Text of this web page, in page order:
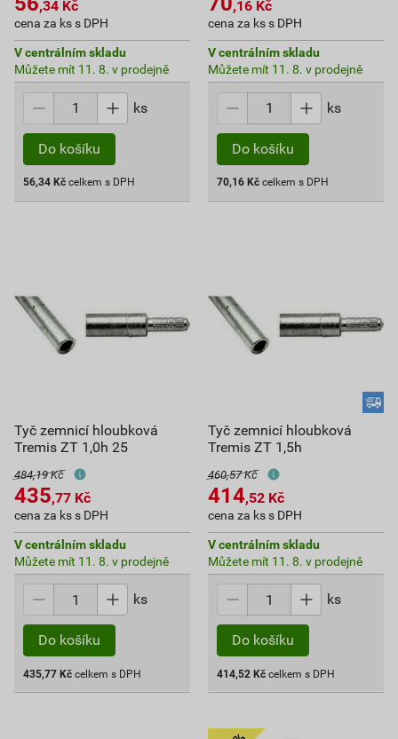
,34 Kč
cena za ks s DPH
V centrálním skladu
Můžete mít 11. 8. v prodejně
ks
Do košíku
56,34 Kč celkem s DPH
,16 Kč
cena za ks s DPH
V centrálním skladu
Můžete mít 11. 8. v prodejně
ks
Do košíku
70,16 Kč celkem s DPH
Tyč zemnicí hloubková
Tremis ZT 1,0h 25
484,19 Kč
435,77 Kč
cena za ks s DPH
V centrálním skladu
Můžete mít 11. 8. v prodejně
ks
Do košíku
435,77 Kč celkem s DPH
Tyč zemnicí hloubková
Tremis ZT 1,5h
460,57 Kč
414,52 Kč
cena za ks s DPH
V centrálním skladu
Můžete mít 11. 8. v prodejně
ks
Do košíku
414,52 Kč celkem s DPH